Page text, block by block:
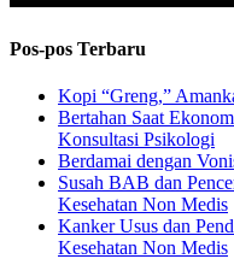
Pos-pos Terbaru
Kopi “Greng,”
Bertahan Saat
Konsultasi Psikologi
Berdamai dengan
Susah BAB dan
Kesehatan Non Medis
Kanker Usus dan
Kesehatan Non Medis